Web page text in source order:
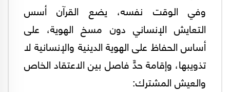
وفي الوقت نفسه، يضع القرآن أسس
التعايش الإنساني دون مسخ الهوية، على
أساس الحفاظ على الهوية الدينية والإنسانية لا
تذويبها، وإقامة حدٍّ فاصل بين الاعتقاد الخاص
والعيش المشترك: